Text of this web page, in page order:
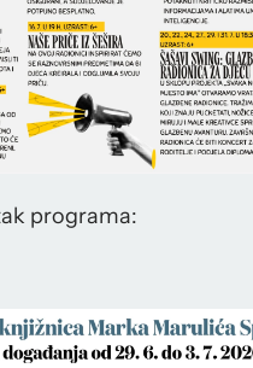
programa: